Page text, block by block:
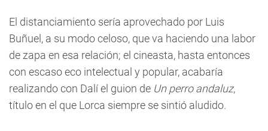
El distanciamiento sería aprovechado por Luis
Buñuel, a su modo celoso, que va haciendo una labor
de zapa en esa relación; el cineasta, hasta entonces
con escaso eco intelectual y popular, acabaría
realizando con Dalí el guion de Un perro andaluz,
título en el que Lorca siempre se sintió aludido.